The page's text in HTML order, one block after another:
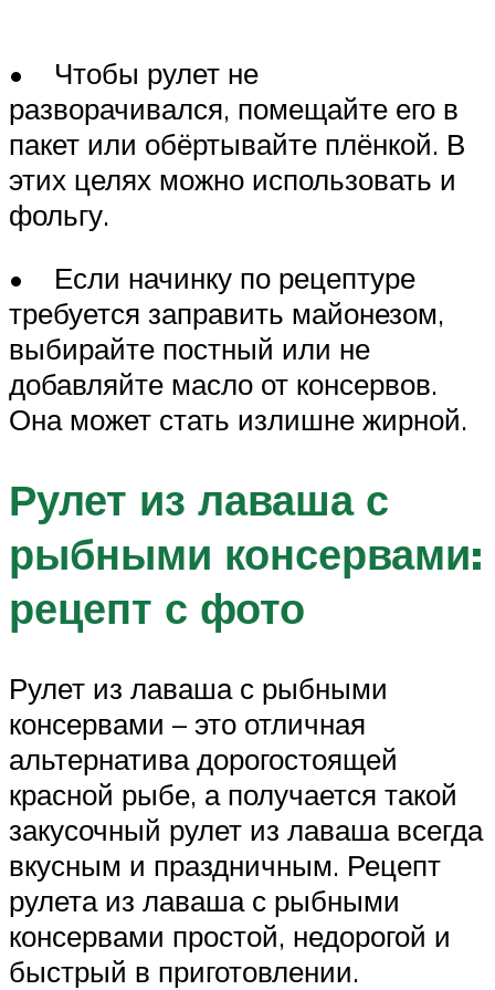
• Чтобы рулет не
разворачивался, помещайте его в
пакет или обёртывайте плёнкой. В
этих целях можно использовать и
фольгу.
• Если начинку по рецептуре
требуется заправить майонезом,
выбирайте постный или не
добавляйте масло от консервов.
Она может стать излишне жирной.
Рулет из лаваша с
рыбными консервами:
рецепт с фото
Рулет из лаваша с рыбными
консервами – это отличная
альтернатива дорогостоящей
красной рыбе, а получается такой
закусочный рулет из лаваша всегда
вкусным и праздничным. Рецепт
рулета из лаваша с рыбными
консервами простой, недорогой и
быстрый в приготовлении.